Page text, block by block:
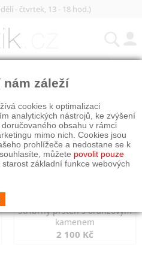
- čtvrtek, 13 - 18 hod.)
Stříbrný prsten s oranžovým
kamenem
2 100 Kč
nám záleží
cookies k optimalizaci
analytických nástrojů, ke zvýšení
obsahu v rámci
mimo nich. Cookies jsou
prohlížeče a nedostane se k
můžete povolit pouze
základní funkce webových